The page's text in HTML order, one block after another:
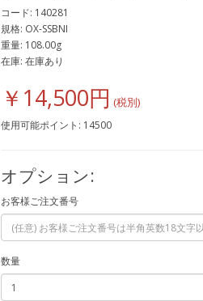
コード: 140281
規格: OX-SSBNI
重量: 108.00g
在庫: 在庫あり
￥14,500円
使用可能ポイント: 14500
オプション:
お客様ご注文番号
数量